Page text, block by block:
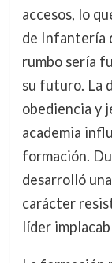
accesos, lo
de Infantería
rumbo sería
su futuro. La
obediencia y
academia
formación.
desarrolló
carácter
líder